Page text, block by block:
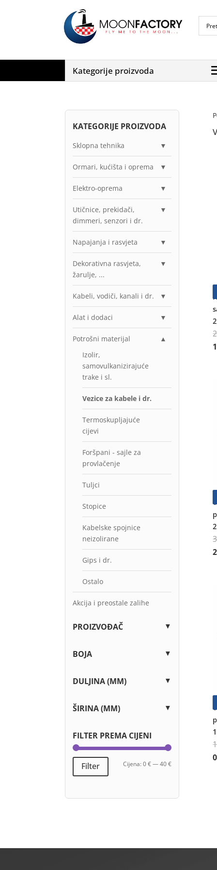
Kategorije proizvoda
KATEGORIJE PROIZVODA
Sklopna tehnika ▼
Ormari, kućišta i oprema ▼
Elektro-oprema ▼
Utičnice, prekidači,
dimmeri, senzori i dr.
▼
Napajanja i rasvjeta ▼
Dekorativna rasvjeta,
žarulje, ...
▼
Kabeli, vodiči, kanali i dr. ▼
Alat i dodaci ▼
Potrošni materijal
▲
Izolir,
samovulkanizirajuće
trake i sl.
Vezice za kabele i dr.
Termoskupljajuće
cijevi
Foršpani - sajle za
provlačenje
Tuljci
Stopice
Kabelske spojnice
neizolirane
Gips i dr.
Ostalo
Akcija i preostale zalihe
PROIZVOĐAČ ▼
BOJA ▼
DULJINA (MM) ▼
ŠIRINA (MM) ▼
FILTER PREMA CIJENI
Min
Maks
Filter Cijena:0 €—40 €